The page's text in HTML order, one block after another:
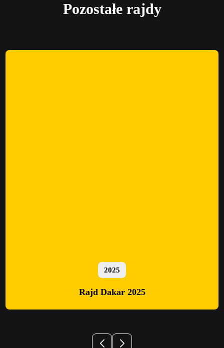
Pozostałe rajdy
2025
Rajd Dakar 2025